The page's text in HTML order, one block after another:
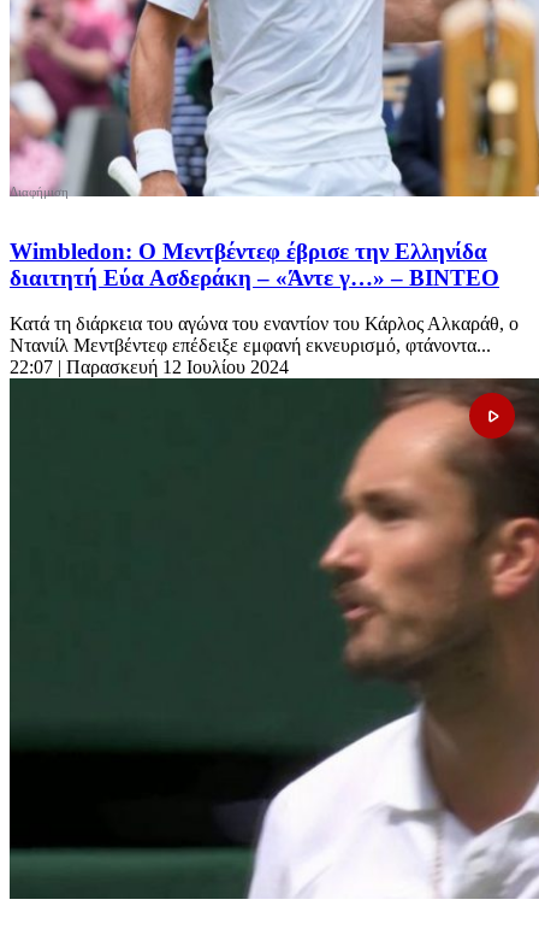
Wimbledon: Ο Μεντβέντεφ έβρισε την Ελληνίδα
διαιτητή Εύα Ασδεράκη – «Άντε γ…» – ΒΙΝΤΕΟ
Κατά τη διάρκεια του αγώνα του εναντίον του Κάρλος Αλκαράθ, ο
Ντανιίλ Μεντβέντεφ επέδειξε εμφανή εκνευρισμό, φτάνοντα...
22:07 | Παρασκευή 12 Ιουλίου 2024